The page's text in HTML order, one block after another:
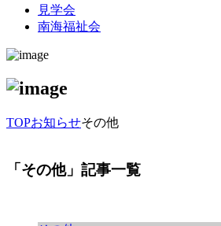
見学会
南海福祉会
TOPお知らせその他
「その他」記事一覧